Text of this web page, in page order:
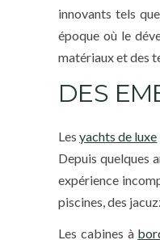
innovants tels
époque où le
matériaux et des
DES
Lesyachts de luxe
Depuis quelques
expérience
piscines, des
Les cabines à